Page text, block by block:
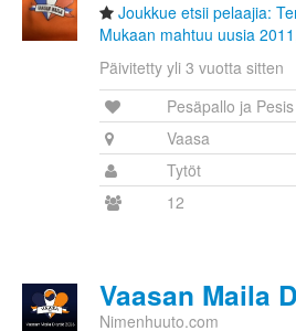
Joukkue etsii pelaajia:
Mukaan mahtuu uusia
Päivitetty yli 3 vuotta sitten
Pesäpallo ja Pesis
Vaasa
Tytöt
12
Vaasan Maila
Nimenhuuto.com